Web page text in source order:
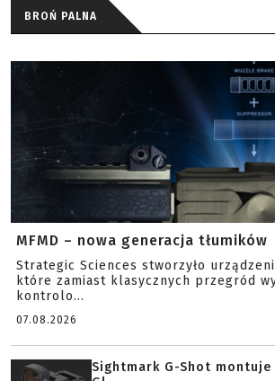
BROŃ PALNA
MFMD – nowa generacja tłumików
Strategic Sciences stworzyło
które zamiast klasycznych przegród
kontrolo...
07.08.2026
Sightmark G-Shot